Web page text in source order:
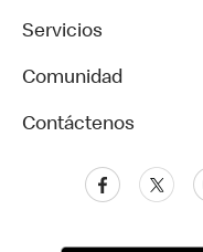
Servicios
Comunidad
Contáctenos